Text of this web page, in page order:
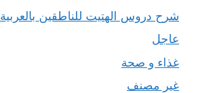
شرح دروس الهتيت للناطقين بالعربية
عاجل
غذاء و صحة
غير مصنف